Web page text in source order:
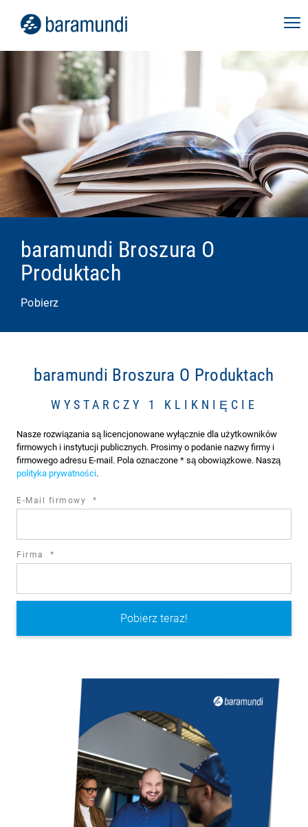
baramundi Broszura O
Produktach
Pobierz
baramundi Broszura O Produktach
WYSTARCZY 1 KLIKNIĘCIE
Nasze rozwiązania są licencjonowane wyłącznie dla użytkowników
firmowych i instytucji publicznych. Prosimy o podanie nazwy firmy i
firmowego adresu E-mail. Pola oznaczone * są obowiązkowe. Naszą
polityka prywatności.
E-Mail firmowy *
Firma *